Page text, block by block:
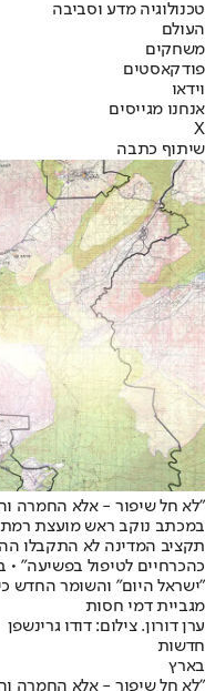
טכנולוגיה מדע וסביבה
העולם
משחקים
פודקאסטים
וידאו
אנחנו מגייסים
X
שיתוף כתבה
"לא חל שיפור - אלא החמרה
במכתב נוקב ראש מועצת רמת
תקציב המדינה לא התקבלו
כהכרחיים לטיפול בפשיעה"
מגביית דמי חסות
ערן דורון. צילום: דודו גרינשפן
חדשות
בארץ
"לא חל שיפור - אלא החמרה